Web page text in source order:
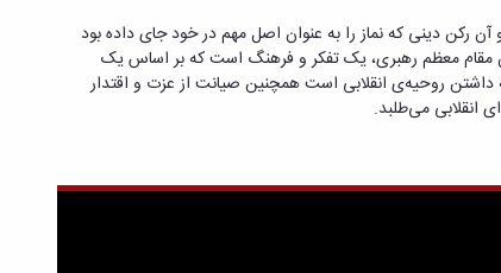
دینی که نماز را به عنوان اصل مهم در خود جای داده بود
مقام معظم رهبری، یک تفکر و فرهنگ است که بر اساس یک
داشتن روحیه‌ی انقلابی است همچنین صیانت از عزت و اقتدار
انقلابی می‌طلبد.